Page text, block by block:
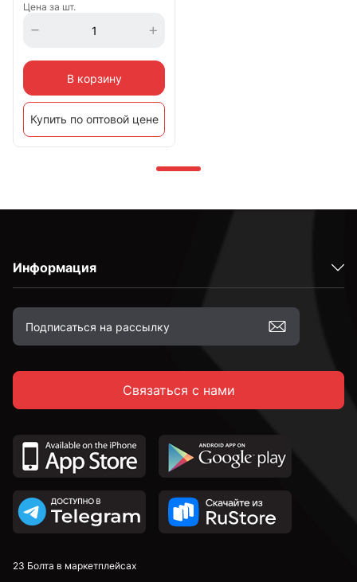
Цена за шт.
В корзину
Купить по оптовой цене
Информация
Связаться с нами
23 Болта в маркетплейсах